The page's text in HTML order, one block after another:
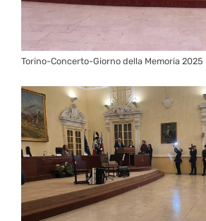
Torino-Concerto-Giorno della Memoria 2025